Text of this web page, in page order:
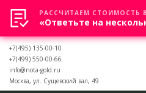
+7(495) 135-00-10
+7(499) 550-00-66
info@nota-gold.ru
Москва, ул. Сущевский вал, 49
РАССЧИТАЕМ СТОИМОСТЬ
«Ответьте на